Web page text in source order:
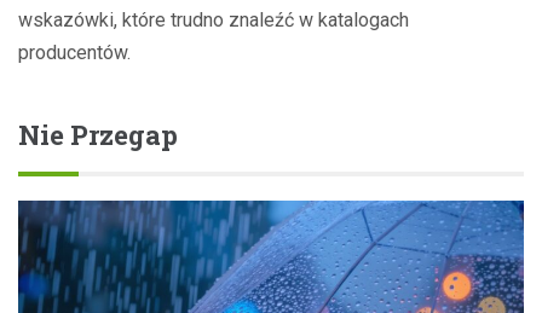
wskazówki, które trudno znaleźć w katalogach
producentów.
Nie Przegap